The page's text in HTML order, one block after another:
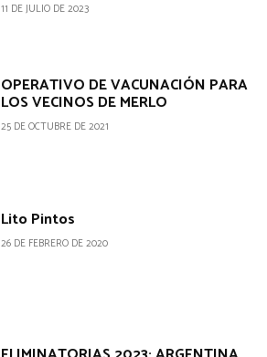
11 DE JULIO DE 2023
OPERATIVO DE VACUNACIÓN PARA
LOS VECINOS DE MERLO
25 DE OCTUBRE DE 2021
Lito Pintos
26 DE FEBRERO DE 2020